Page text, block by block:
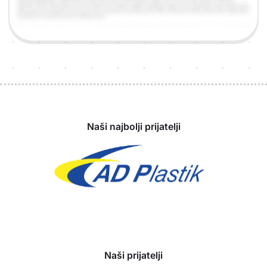
Naši najbolji prijatelji
Naši prijatelji